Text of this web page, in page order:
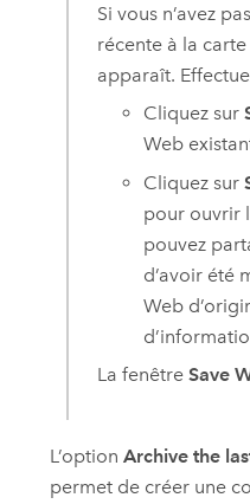
Si vous n’avez
récente à la
apparaît.
Cliquez sur
Web
Cliquez sur
pour ouvrir
pouvez
d’avoir été
Web
La fenêtreSave
L’optionArchive the
permet de créer une